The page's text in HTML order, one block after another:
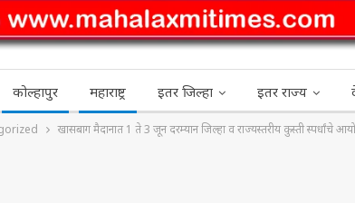
कोल्हापुर महाराष्ट्र इतर जिल्हा इतर राज्य
खासबाग मैदानात 1 ते 3 जून दरम्यान जिल्हा व राज्यस्तरीय कुस्ती स्पर्धांचे